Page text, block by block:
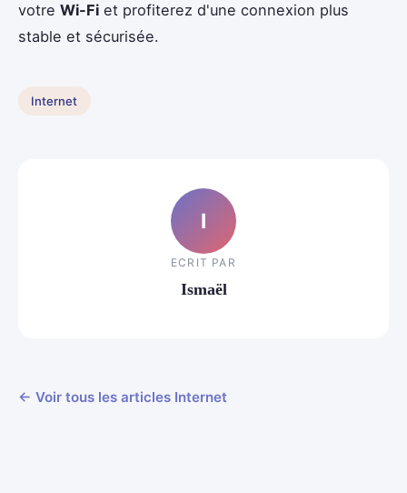
votre Wi-Fi et profiterez d'une connexion plus
stable et sécurisée.
Internet
I
ECRIT PAR
Ismaël
← Voir tous les articles Internet